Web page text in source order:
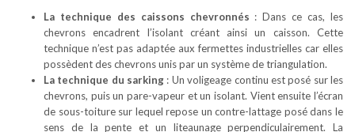
La technique des caissons chevronnés : Dans ce cas, les
chevrons encadrent l’isolant créant ainsi un caisson. Cette
technique n’est pas adaptée aux fermettes industrielles car elles
possèdent des chevrons unis par un système de triangulation.
La technique du sarking : Un voligeage continu est posé sur les
chevrons, puis un pare-vapeur et un isolant. Vient ensuite l’écran
de sous-toiture sur lequel repose un contre-lattage posé dans le
sens de la pente et un liteaunage perpendiculairement. La